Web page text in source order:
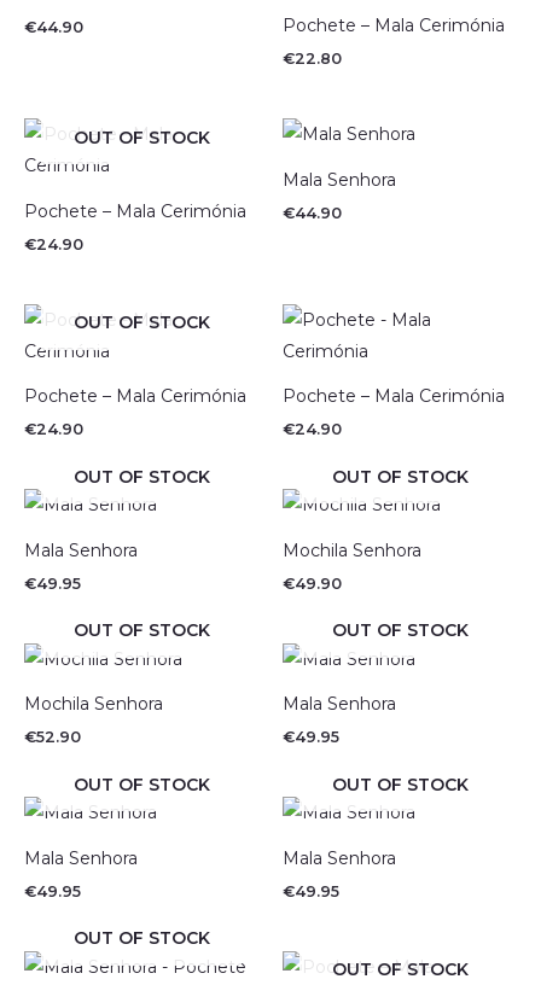
€44.90 Pochete – Mala Cerimónia
€22.80
OUT OF STOCK
Pochete – Mala Cerimónia
€24.90
Mala Senhora
€44.90
OUT OF STOCK
Pochete – Mala Cerimónia
€24.90
Pochete – Mala Cerimónia
€24.90
OUT OF STOCK
Mala Senhora
€49.95
OUT OF STOCK
Mochila Senhora
€49.90
OUT OF STOCK
Mochila Senhora
€52.90
OUT OF STOCK
Mala Senhora
€49.95
OUT OF STOCK
Mala Senhora
€49.95
OUT OF STOCK
Mala Senhora
€49.95
OUT OF STOCK
OUT OF STOCK